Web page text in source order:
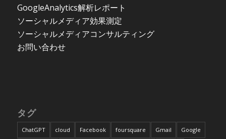
GoogleAnalytics解析レポート
ソーシャルメディア効果測定
ソーシャルメディアコンサルティング
お問い合わせ
タグ
ChatGPT cloud Facebook foursquare Gmail Google